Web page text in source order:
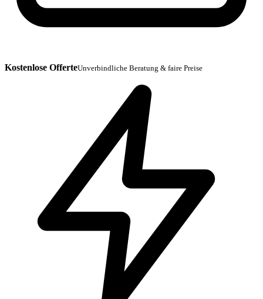
Kostenlose OfferteUnverbindliche Beratung & faire Preise